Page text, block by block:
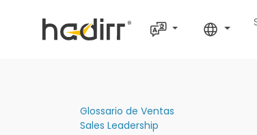
Glossario de Ventas
Sales Leadership